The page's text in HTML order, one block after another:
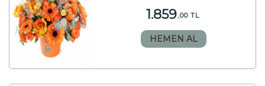
1.859,00 TL
HEMEN AL